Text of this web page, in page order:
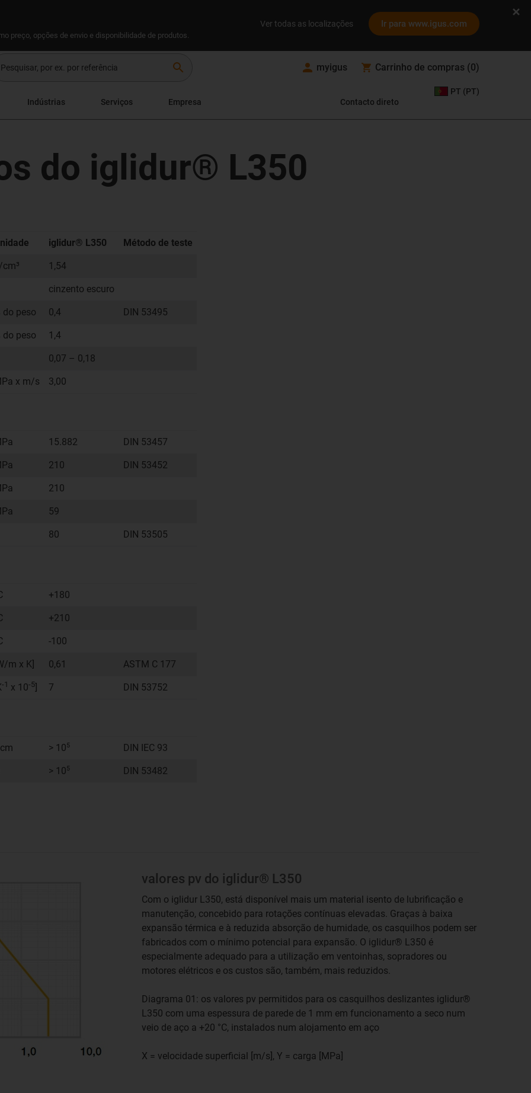
preço, opções de envio e disponibilidade de produtos.
Ver todas as localizações Ir para www.igus.com
search myigus Carrinho de compras (0)
Indústrias Serviços Empresa Contacto direto
PT (PT)
do iglidur® L350
iglidur® L350 Método de teste
1,54
cinzento escuro
do peso 0,4 DIN 53495
do peso 1,4
0,07 – 0,18
x m/s 3,00
15.882 DIN 53457
210 DIN 53452
210
59
80 DIN 53505
+180
+210
-100
m x K] 0,61 ASTM C 177
-1 x 10-5] 7 DIN 53752
> 105 DIN IEC 93
> 105 DIN 53482
valores pv do iglidur® L350
Com o iglidur L350, está disponível mais um material isento de lubrificação e
manutenção, concebido para rotações contínuas elevadas. Graças à baixa
expansão térmica e à reduzida absorção de humidade, os casquilhos podem ser
fabricados com o mínimo potencial para expansão. O iglidur® L350 é
especialmente adequado para a utilização em ventoinhas, sopradores ou
motores elétricos e os custos são, também, mais reduzidos.
Diagrama 01: os valores pv permitidos para os casquilhos deslizantes iglidur®
L350 com uma espessura de parede de 1 mm em funcionamento a seco num
veio de aço a +20 °C, instalados num alojamento em aço
X = velocidade superficial [m/s], Y = carga [MPa]